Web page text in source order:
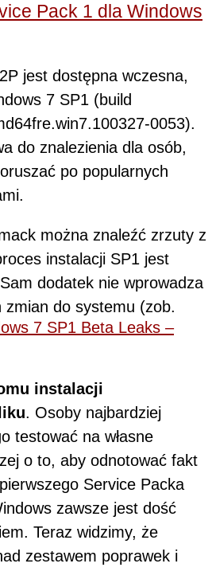
Pack 1 dla Windows
jest dostępna wczesna,
7 SP1 (build
0053).
do znalezienia dla osób,
po popularnych
można znaleźć zrzuty z
instalacji SP1 jest
dodatek nie wprowadza
zmian do systemu (zob.
7 SP1 Beta Leaks –
instalacji
. Osoby najbardziej
testować na własne
o to, aby odnotować fakt
Service Packa
zawsze jest dość
Teraz widzimy, że
zestawem poprawek i